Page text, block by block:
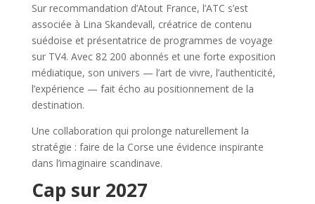
Sur recommandation d’Atout France, l’ATC s’est
associée à Lina Skandevall, créatrice de contenu
suédoise et présentatrice de programmes de voyage
sur TV4. Avec 82 200 abonnés et une forte exposition
médiatique, son univers — l’art de vivre, l’authenticité,
l’expérience — fait écho au positionnement de la
destination.
Une collaboration qui prolonge naturellement la
stratégie : faire de la Corse une évidence inspirante
dans l’imaginaire scandinave.
Cap sur 2027